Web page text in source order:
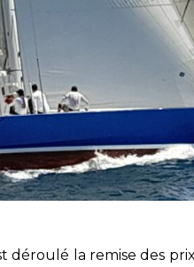
déroulé la remise des